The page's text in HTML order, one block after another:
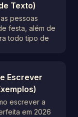
Texto)
pessoas
festa, além de
todo tipo de
Escrever
escrever a
em 2026